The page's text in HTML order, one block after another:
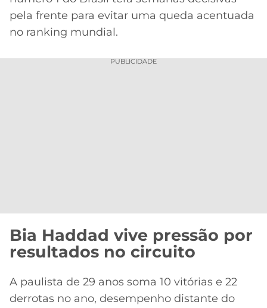
ONLINE
2026
GRÊMIO
ATLÉTICO
LALIGA
pela frente para evitar uma queda acentuada
no ranking mundial.
PUBLICIDADE
Bia Haddad vive pressão por
resultados no circuito
A paulista de 29 anos soma 10 vitórias e 22
derrotas no ano, desempenho distante do